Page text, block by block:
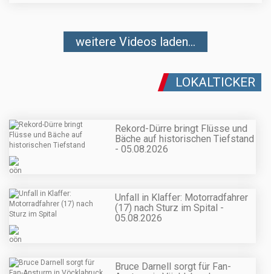
weitere Videos laden...
LOKALTICKER
Rekord-Dürre bringt Flüsse und
Bäche auf historischen Tiefstand
- 05.08.2026
Unfall in Klaffer: Motorradfahrer
(17) nach Sturz im Spital -
05.08.2026
Bruce Darnell sorgt für Fan-